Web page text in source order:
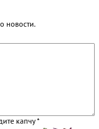
новости.
капчу *